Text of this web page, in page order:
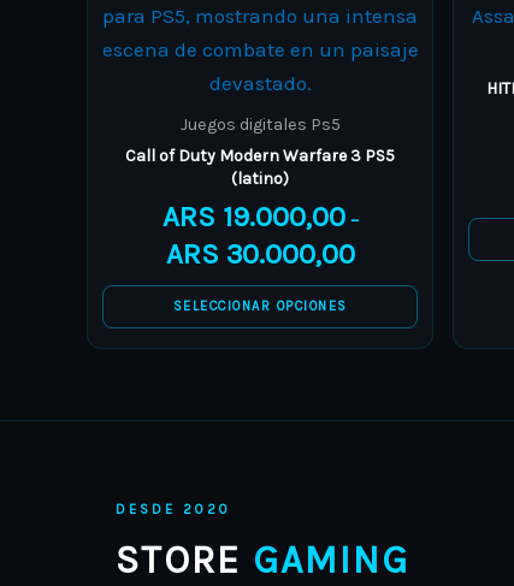
Juegos digitales Ps5
Call of Duty Modern Warfare 3 PS5
(latino)
ARS 19.000,00 –
ARS 30.000,00
ARS 19.000,00
through
ARS 30.000,00
SELECCIONAR OPCIONES
product
has
multiple
variants.
The
options
may
be
chosen
on
the
page
DESDE 2020
STORE GAMING